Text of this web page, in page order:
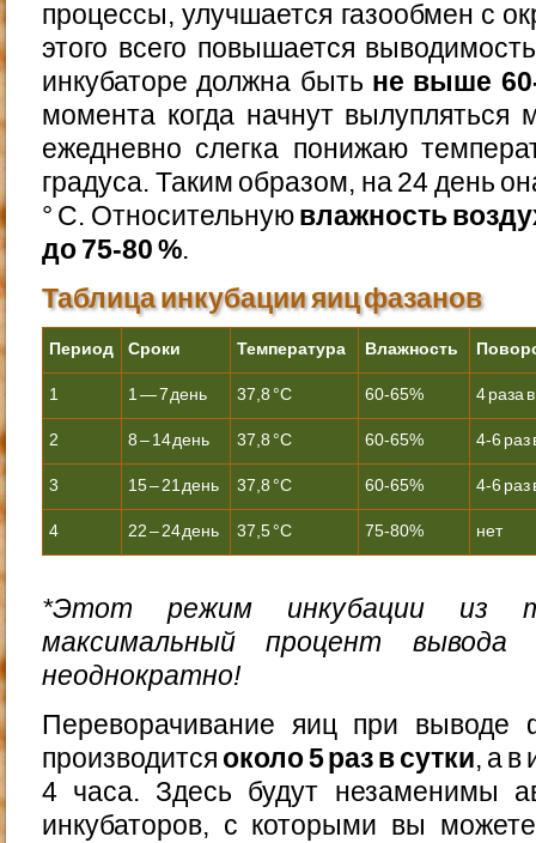
процессы, улучшается газообмен с
этого всего повышается
инкубаторе должна быть не выше
момента когда начнут вылупляться
ежедневно слегка понижаю
градуса. Таким образом, на 24 день
° С. Относительнуювлажность
до 75-80 %.
Таблица инкубации яиц фазанов
Период Сроки Температура Влажность
1 1 — 7 день 37,8 °С 60-65% 4 раза
2 8 – 14 день 37,8 °С 60-65% 4-6 раз
3 15 – 21 день 37,8 °С 60-65% 4-6 раз
4 22 – 24 день 37,5 °С 75-80% нет
*Этот режим инкубации из
максимальный процент вывода
неоднократно!
Переворачивание яиц при выводе
производится около 5 раз в сутки, а
4 часа. Здесь будут незаменимы
инкубаторов, с которыми вы